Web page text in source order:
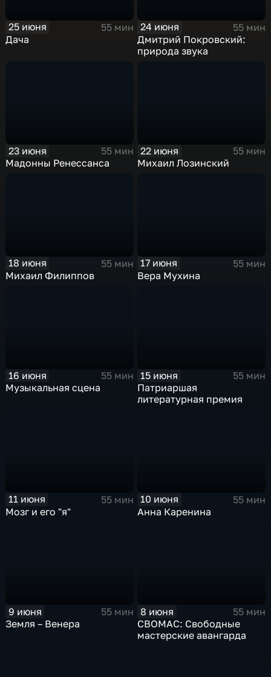
25 июня
55 мин
Дача
24 июня
55 мин
Дмитрий Покровский:
природа звука
23 июня
55 мин
Мадонны Ренессанса
22 июня
55 мин
Михаил Лозинский
18 июня
55 мин
Михаил Филиппов
17 июня
55 мин
Вера Мухина
16 июня
55 мин
Музыкальная сцена
15 июня
55 мин
Патриаршая
литературная премия
11 июня
55 мин
Мозг и его "я"
10 июня
55 мин
Анна Каренина
9 июня
55 мин
Земля – Венера
8 июня
55 мин
СВОМАС: Свободные
мастерские авангарда